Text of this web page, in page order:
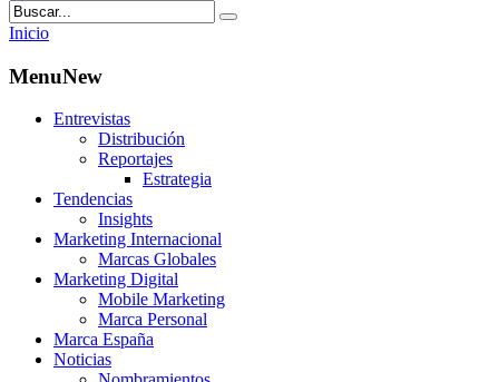
Inicio
MenuNew
Entrevistas
Distribución
Reportajes
Estrategia
Tendencias
Insights
Marketing Internacional
Marcas Globales
Marketing Digital
Mobile Marketing
Marca Personal
Marca España
Noticias